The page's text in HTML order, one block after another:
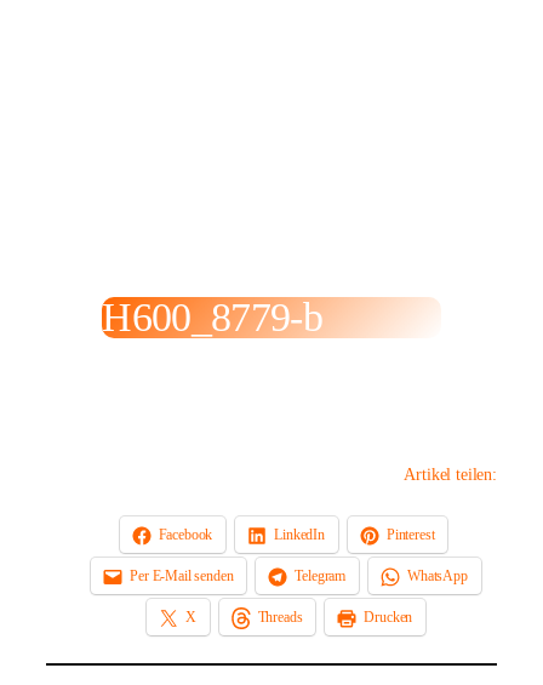
H600_8779-b
Artikel teilen:
Facebook LinkedIn Pinterest
Per E-Mail senden Telegram WhatsApp
X Threads Drucken